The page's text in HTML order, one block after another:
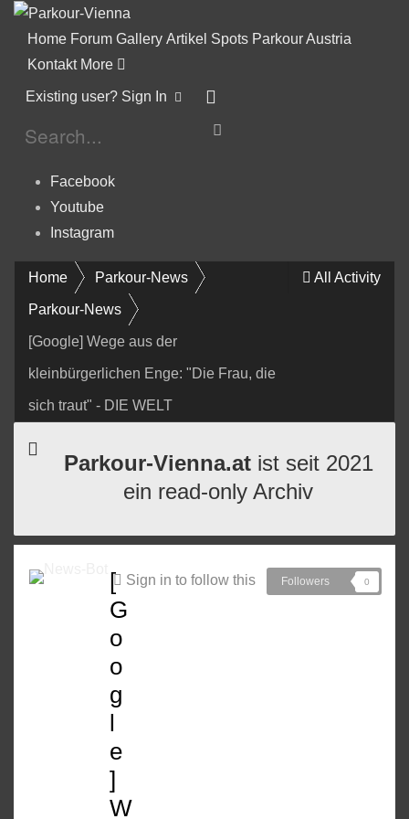
Home Forum Gallery Artikel Spots Parkour Austria
Kontakt More
Existing user? Sign In
Facebook
Youtube
Instagram
All Activity
Home Parkour-News
Parkour-News
[Google] Wege aus der
kleinbürgerlichen Enge: "Die Frau, die
sich traut" - DIE WELT
Parkour-Vienna.atist seit 2021
ein read-only Archiv
Sign in to follow this Followers 0
[
G
o
o
g
l
e
]
W